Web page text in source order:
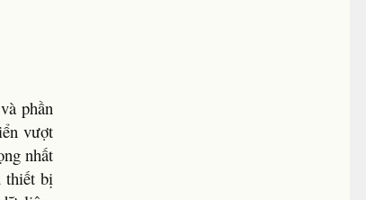
phần
vượt
nhất
thiết bị